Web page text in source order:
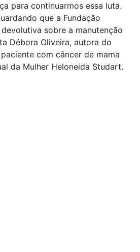
para continuarmos essa luta.
que a Fundação
sobre a manutenção
Débora Oliveira, autora do
com câncer de mama
da Mulher Heloneida Studart.